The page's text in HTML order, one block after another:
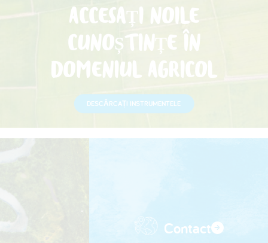
ACCESAȚI NOILE
CUNOȘTINȚE ÎN
DOMENIUL AGRICOL
DESCĂRCAȚI INSTRUMENTELE
Contact